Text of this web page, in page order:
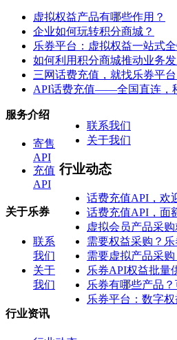
虚拟权益产品有哪些作用？
企业如何玩转积分商城？
乐券平台：虚拟权益一站式
如何利用积分商城推动业务发
三网话费充值，就找乐券平台
API话费充值——全国直连，
联系我们
关于我们
行业动态
话费充值API，欢
话费充值API，面
虚拟会员产品采购
需要权益采购？
需要虚拟产品采购
乐券API权益批量
乐券有哪些产品
乐券平台：数字权
服务介绍
寄售
API
充值
API
关于乐券
联系
我们
关于
我们
行业资讯